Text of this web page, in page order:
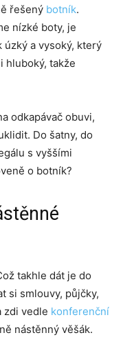
řešený botník.
nízké boty, je
a vysoký, který
hluboký, takže
odkapávač obuvi,
Do šatny, do
s vyššími
o botník?
takhle dát je do
si smlouvy, půjčky,
zdi vedle konferenční
nástěnný věšák.